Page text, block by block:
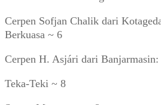
Cerpen Sofjan Chalik dari
Berkuasa ~ 6
Cerpen H. Asjári dari
Teka-Teki ~ 8